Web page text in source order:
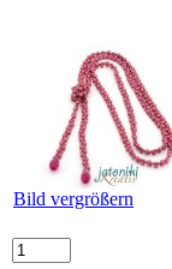
Bild vergrößern